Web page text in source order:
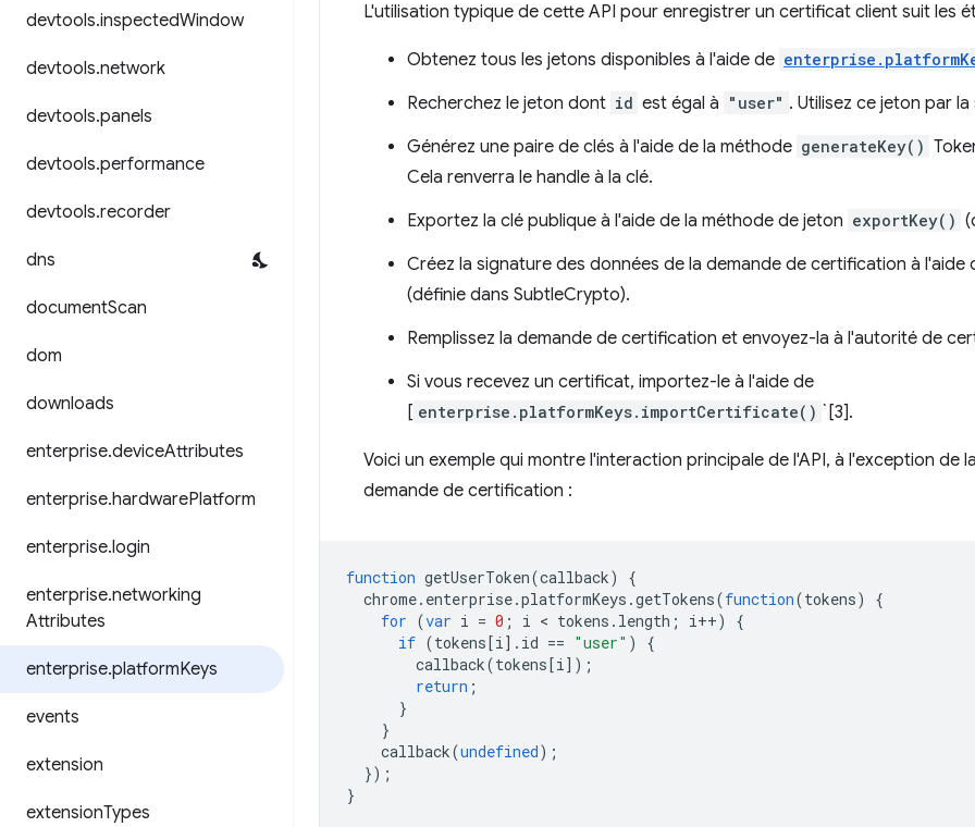
devtools.inspectedWindow
devtools.network
devtools.panels
devtools.performance
devtools.recorder
dns
documentScan
dom
downloads
enterprise.deviceAttributes
enterprise.hardwarePlatform
enterprise.login
enterprise.networking
Attributes
enterprise.platformKeys
events
extension
extensionTypes
L'utilisation typique de cette API pour enregistrer un certificat client suit les
Obtenez tous les jetons disponibles à l'aide de
Recherchez le jeton dont id est égal à "user" . Utilisez ce jeton par la
Générez une paire de clés à l'aide de la méthode generateKey()
Cela renverra le handle à la clé.
Exportez la clé publique à l'aide de la méthode de jeton exportKey()
Créez la signature des données de la demande de certification à l'aide
(définie dans SubtleCrypto).
Remplissez la demande de certification et envoyez-la à l'autorité de
Si vous recevez un certificat, importez-le à l'aide de
[ enterprise.platformKeys.importCertificate() `[3].
Voici un exemple qui montre l'interaction principale de l'API, à l'exception de
demande de certification :
function getUserToken(callback)
{
chrome. enterprise.platformKeys .getTokens(function(tokens)
{
for (var i = 0 ; i < tokens . length ; i++)
{
if (tokens[i]. id == "user" )
{
callback(tokens[i]);
return ;
}
}
callback(undefined);
});
}